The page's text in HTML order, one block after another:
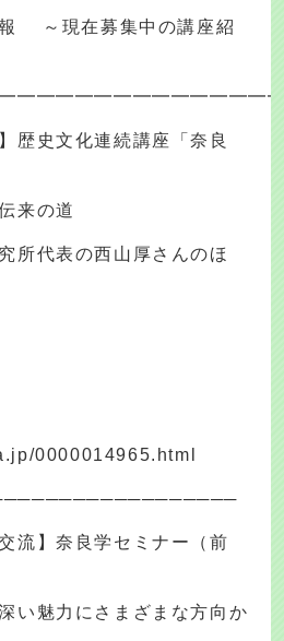
～現在募集中の講座紹
歴史文化連続講座「奈良
来の道
所代表の西山厚さんのほ
0000014965.html
流】奈良学セミナー（前
い魅力にさまざまな方向か